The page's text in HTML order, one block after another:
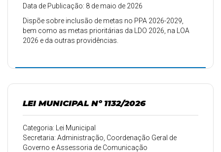
Data de Publicação: 8 de maio de 2026
Dispõe sobre inclusão de metas no PPA 2026-2029,
bem como as metas prioritárias da LDO 2026, na LOA
2026 e da outras providências.
LEI MUNICIPAL Nº 1132/2026
Categoria: Lei Municipal
Secretaria: Administração, Coordenação Geral de
Governo e Assessoria de Comunicação